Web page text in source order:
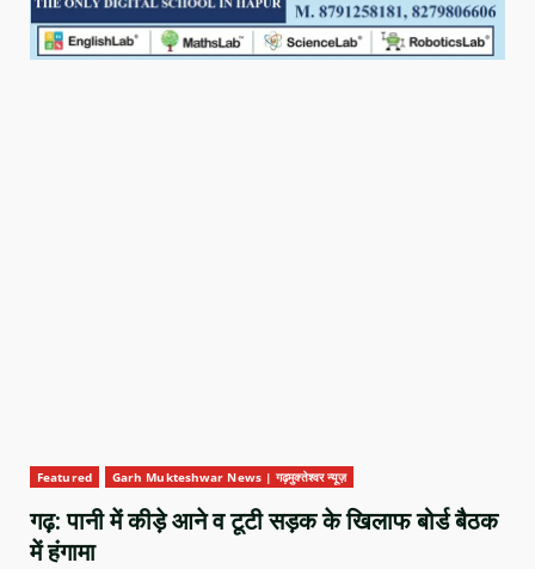
Featured Garh Mukteshwar News | गढ़मुक्तेश्वर न्यूज़
गढ़: पानी में कीड़े आने व टूटी सड़क के खिलाफ बोर्ड बैठक
में हंगामा